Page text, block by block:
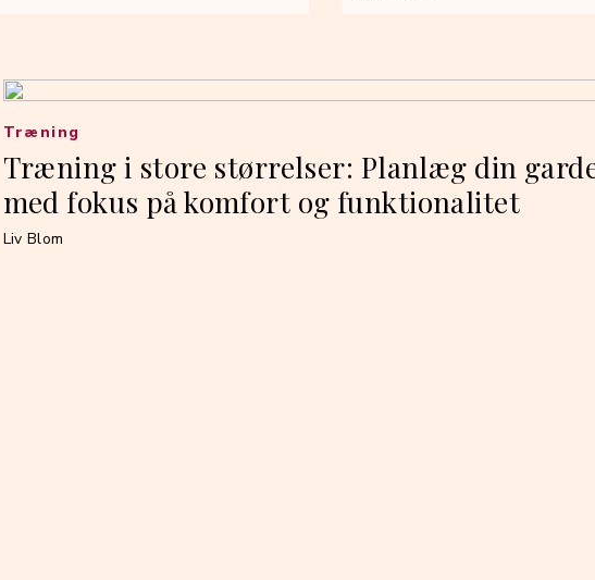
Træning i store størrelser: Planlæg din
med fokus på komfort og funktionalitet
Træning
Liv Blom